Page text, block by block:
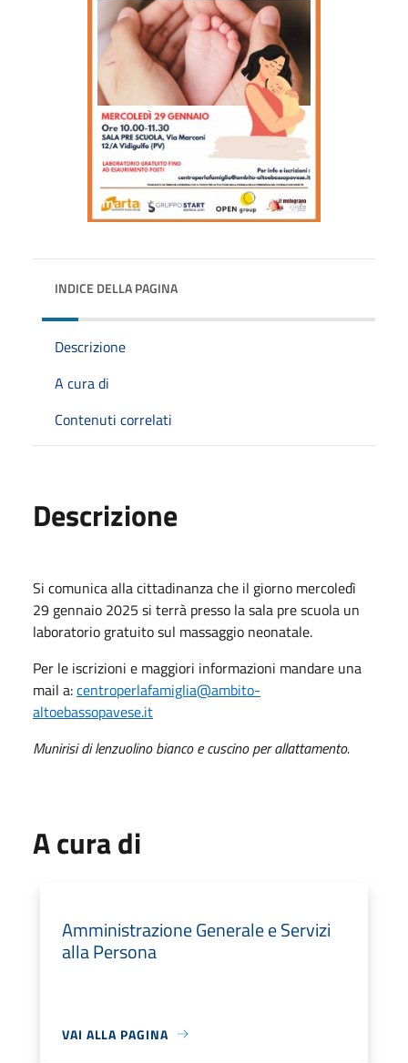
INDICE DELLA PAGINA
Descrizione
A cura di
Contenuti correlati
Descrizione
Si comunica alla cittadinanza che il giorno mercoledì
29 gennaio 2025 si terrà presso la sala pre scuola un
laboratorio gratuito sul massaggio neonatale.
Per le iscrizioni e maggiori informazioni mandare una
mail a:centroperlafamiglia@ambito-
altoebassopavese.it
Munirisi di lenzuolino bianco e cuscino per allattamento.
A cura di
Amministrazione Generale e Servizi
alla Persona
VAI ALLA PAGINA